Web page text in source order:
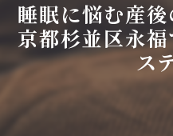
睡眠に悩む産
京都杉並区永
ス